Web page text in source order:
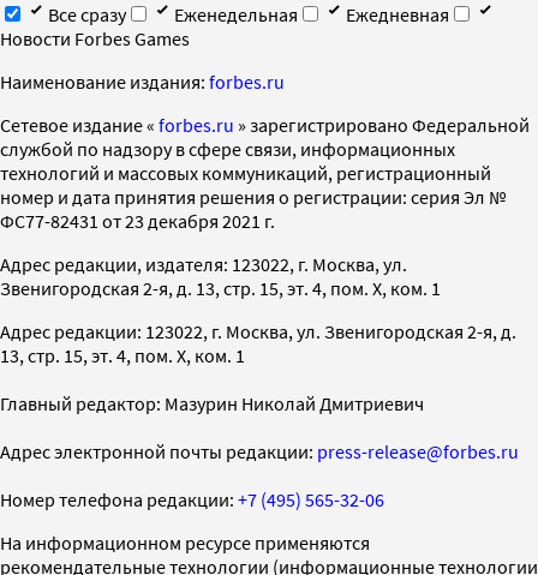
Все сразу
Еженедельная
Ежедневная
Новости Forbes Games
Наименование издания: forbes.ru
Cетевое издание « forbes.ru » зарегистрировано Федеральной
службой по надзору в сфере связи, информационных
технологий и массовых коммуникаций, регистрационный
номер и дата принятия решения о регистрации: серия Эл №
ФС77-82431 от 23 декабря 2021 г.
Адрес редакции, издателя: 123022, г. Москва, ул.
Звенигородская 2-я, д. 13, стр. 15, эт. 4, пом. X, ком. 1
Адрес редакции: 123022, г. Москва, ул. Звенигородская 2-я, д.
13, стр. 15, эт. 4, пом. X, ком. 1
Главный редактор: Мазурин Николай Дмитриевич
Адрес электронной почты редакции: press-release@forbes.ru
Номер телефона редакции: +7 (495) 565-32-06
На информационном ресурсе применяются
рекомендательные технологии (информационные технологии